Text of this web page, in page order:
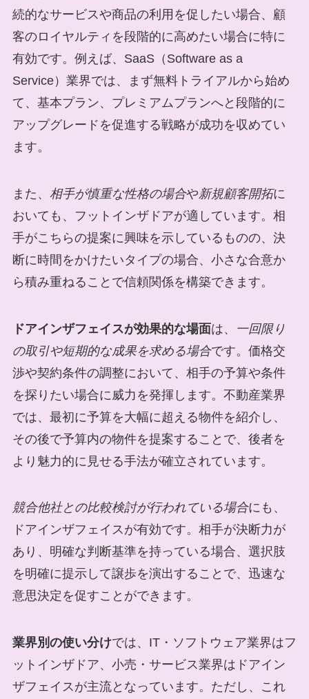
続的なサービスや商品の利用を促したい場合、顧
客のロイヤルティを段階的に高めたい場合に特に
有効です。例えば、SaaS（Software as a
Service）業界では、まず無料トライアルから始め
て、基本プラン、プレミアムプランへと段階的に
アップグレードを促進する戦略が成功を収めてい
ます。
また、 相手が慎重な性格の場合や新規顧客開拓に
おいても、フットインザドアが適しています。相
手がこちらの提案に興味を示しているものの、決
断に時間をかけたいタイプの場合、小さな合意か
ら積み重ねることで信頼関係を構築できます。
ドアインザフェイスが効果的な場面は、
一回限り
の取引や短期的な成果を求める場合です。価格交
渉や契約条件の調整において、相手の予算や条件
を探りたい場合に威力を発揮します。不動産業界
では、最初に予算を大幅に超える物件を紹介し、
その後で予算内の物件を提案することで、後者を
より魅力的に見せる手法が確立されています。
競合他社との比較検討が行われている場合にも、
ドアインザフェイスが有効です。相手が決断力が
あり、明確な判断基準を持っている場合、選択肢
を明確に提示して譲歩を演出することで、迅速な
意思決定を促すことができます。
業界別の使い分けでは、IT・ソフトウェア業界はフ
ットインザドア、小売・サービス業界はドアイン
ザフェイスが主流となっています。ただし、これ